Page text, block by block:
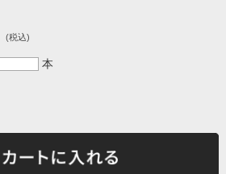
(税込)
本